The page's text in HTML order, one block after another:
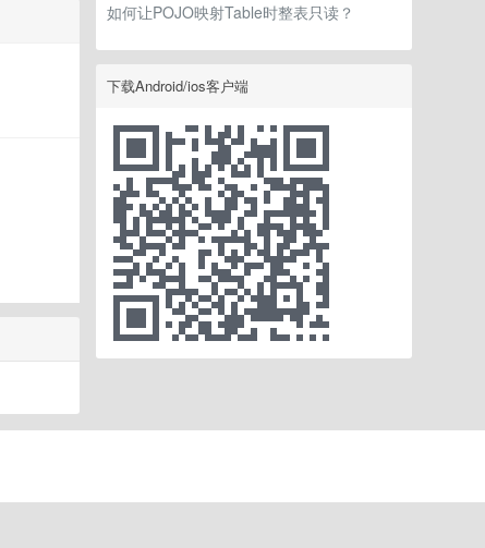
如何让POJO映射Table时整表只读？
下载Android/ios客户端